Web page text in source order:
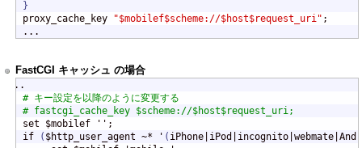
}
proxy_cache_key
"$mobilef$scheme://$host$request_uri" ;
...
FastCGI キャッシュ の場合
# キー設定を以降のように変更する
# fastcgi_cache_key $scheme://$host$request_uri;
set $mobilef '';
if
( $http_user_agent ~* ' (